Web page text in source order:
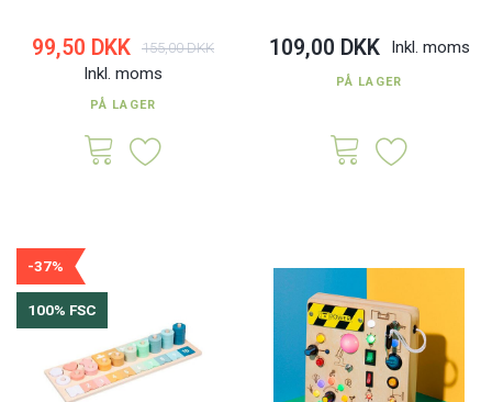
99,50 DKK 155,00 DKK
Inkl. moms
PÅ LAGER
109,00 DKK Inkl. moms
PÅ LAGER
-37%
100% FSC